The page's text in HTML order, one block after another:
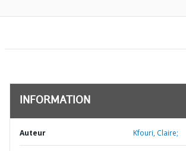
INFORMATION
Auteur Kfouri, Claire;